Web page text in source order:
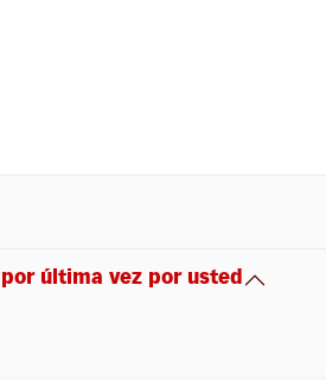
última vez por usted